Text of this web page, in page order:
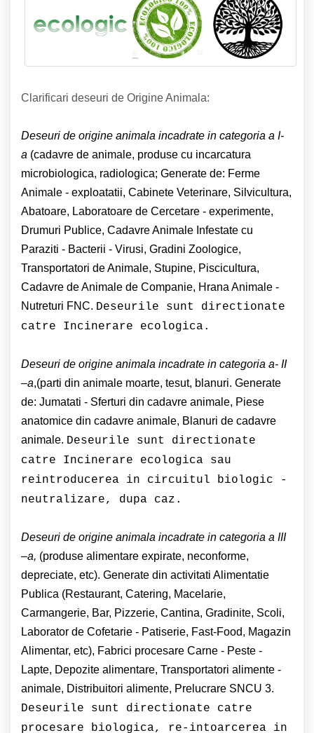
Clarificari deseuri de Origine Animala:
Deseuri de origine animala incadrate in categoria a I-
a (cadavre de animale, produse cu incarcatura
microbiologica, radiologica; Generate de: Ferme
Animale - exploatatii, Cabinete Veterinare, Silvicultura,
Abatoare, Laboratoare de Cercetare - experimente,
Drumuri Publice, Cadavre Animale Infestate cu
Paraziti - Bacterii - Virusi, Gradini Zoologice,
Transportatori de Animale, Stupine, Piscicultura,
Cadavre de Animale de Companie, Hrana Animale -
Nutreturi FNC. Deseurile sunt directionate
catre Incinerare ecologica.
Deseuri de origine animala incadrate in categoria a- II
–a,(parti din animale moarte, tesut, blanuri. Generate
de: Jumatati - Sferturi din cadavre animale, Piese
anatomice din cadavre animale, Blanuri de cadavre
animale. Deseurile sunt directionate
catre Incinerare ecologica sau
reintroducerea in circuitul biologic -
neutralizare, dupa caz.
Deseuri de origine animala incadrate in categoria a III
–a, (produse alimentare expirate, neconforme,
depreciate, etc). Generate din activitati Alimentatie
Publica (Restaurant, Catering, Macelarie,
Carmangerie, Bar, Pizzerie, Cantina, Gradinite, Scoli,
Laborator de Cofetarie - Patiserie, Fast-Food, Magazin
Alimentar, etc), Fabrici procesare Carne - Peste -
Lapte, Depozite alimentare, Transportatori alimente -
animale, Distribuitori alimente, Prelucrare SNCU 3.
Deseurile sunt directionate catre
procesare biologica, re-intoarcerea in